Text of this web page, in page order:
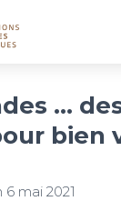
…
bien
6 mai 2021